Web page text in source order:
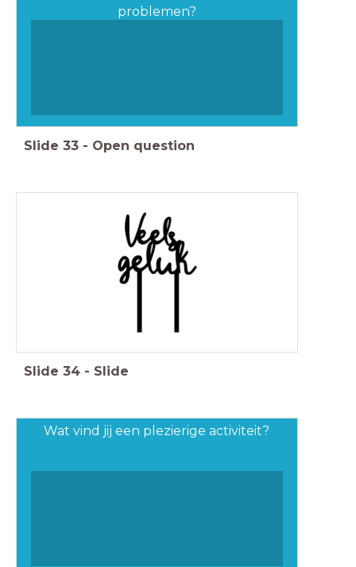
problemen?
Slide 33 - Open question
Slide 34 - Slide
Wat vind jij een plezierige activiteit?